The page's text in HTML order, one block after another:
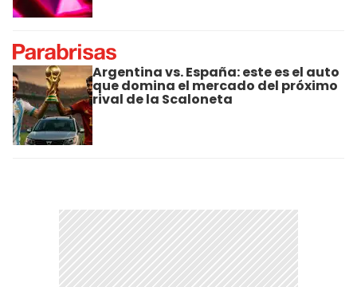
Argentina vs. España: este es el auto
que domina el mercado del próximo
rival de la Scaloneta